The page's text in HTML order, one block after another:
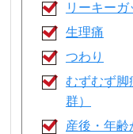
リーキー
生理痛
つわり
むずむず脚
群）
産後・年齢